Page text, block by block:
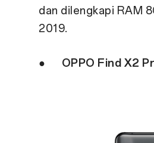
dan dilengkapi RAM
2019.
● OPPO Find X2